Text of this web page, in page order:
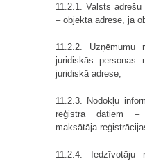
11.2.1. Valsts
– objekta adrese, ja
11.2.2.
juridiskās personas
juridiskā adrese;
11.2.3. Nodokļu
reģistra datiem –
maksātāja
11.2.4. Iedzīvotāju